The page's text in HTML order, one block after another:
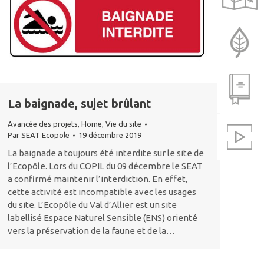
La baignade, sujet brûlant
Avancée des projets, Home, Vie du site
Par SEAT Ecopole 19 décembre 2019
La baignade a toujours été interdite sur le site de
l’Ecopôle. Lors du COPIL du 09 décembre le SEAT
a confirmé maintenir l’interdiction. En effet,
cette activité est incompatible avec les usages
du site. L’Ecopôle du Val d’Allier est un site
labellisé Espace Naturel Sensible (ENS) orienté
vers la préservation de la faune et de la…